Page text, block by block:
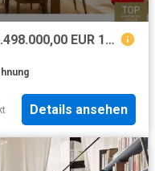
Wohnung zum Kaufen in Köln 1.498.000,00 EUR 163 m²
Details ansehen